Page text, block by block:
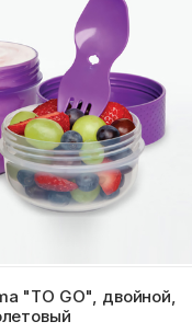
"TO GO", двойной,